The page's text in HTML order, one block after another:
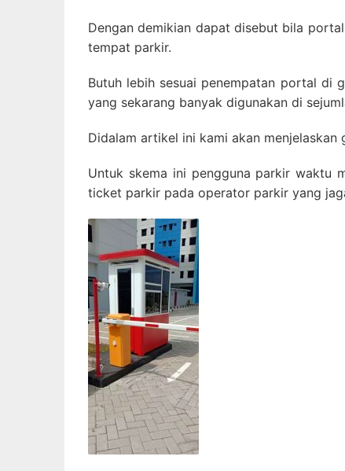
Dengan demikian dapat disebut bila
tempat parkir.
Butuh lebih sesuai penempatan portal di
yang sekarang banyak digunakan di
Didalam artikel ini kami akan
Untuk skema ini pengguna parkir waktu
ticket parkir pada operator parkir yang